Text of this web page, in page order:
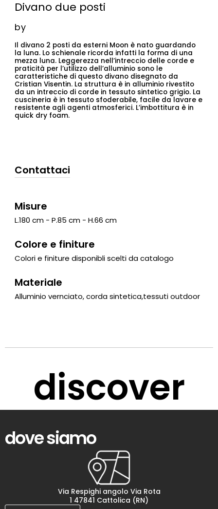
Divano due posti
by
Il divano 2 posti da esterni Moon è nato guardando
la luna. Lo schienale ricorda infatti la forma di una
mezza luna. Leggerezza nell’intreccio delle corde e
praticità per l’utilizzo dell’alluminio sono le
caratteristiche di questo divano disegnato da
Cristian Visentin. La struttura è in alluminio rivestito
da un intreccio di corde in tessuto sintetico grigio. La
cuscineria è in tessuto sfoderabile, facile da lavare e
resistente agli agenti atmosferici. L’imbottitura è in
quick dry foam.
Contattaci
Misure
L.180 cm - P.85 cm - H.66 cm
Colore e finiture
Colori e finiture disponibli scelti da catalogo
Materiale
Alluminio vernciato, corda sintetica,tessuti outdoor
discover
dove siamo
Via Respighi angolo Via Rota
1 47841 Cattolica (RN)